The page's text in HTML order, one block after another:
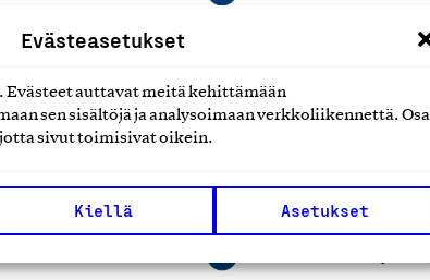
Evästeasetukset
Evästeet auttavat meitä kehittämään
sen sisältöjä ja analysoimaan verkkoliikennettä. Osa
sivut toimisivat oikein.
Kiellä Asetukset
-sarjat